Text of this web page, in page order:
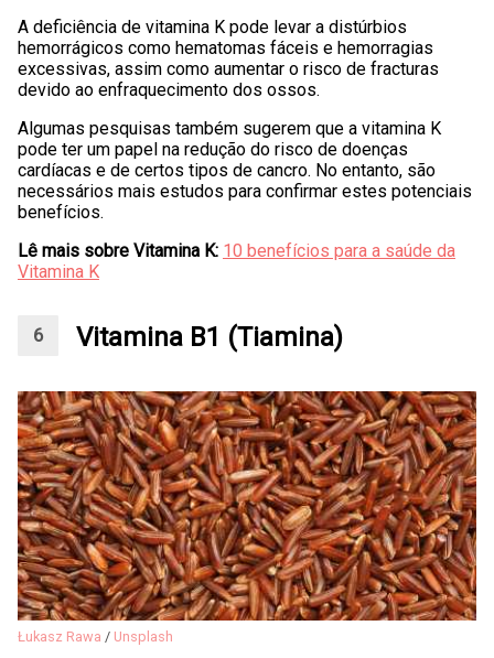
A deficiência de vitamina K pode levar a distúrbios
hemorrágicos como hematomas fáceis e hemorragias
excessivas, assim como aumentar o risco de fracturas
devido ao enfraquecimento dos ossos.
Algumas pesquisas também sugerem que a vitamina K
pode ter um papel na redução do risco de doenças
cardíacas e de certos tipos de cancro. No entanto, são
necessários mais estudos para confirmar estes potenciais
benefícios.
Lê mais sobre Vitamina K: 10 benefícios para a saúde da
Vitamina K
Vitamina B1 (Tiamina)
Łukasz Rawa / Unsplash